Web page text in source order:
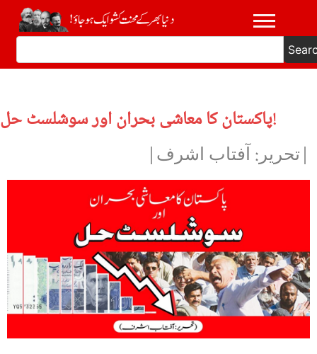
پاکستان کا معاشی بحران اور سوشلسٹ حل!
|تحریر: آفتاب اشرف|